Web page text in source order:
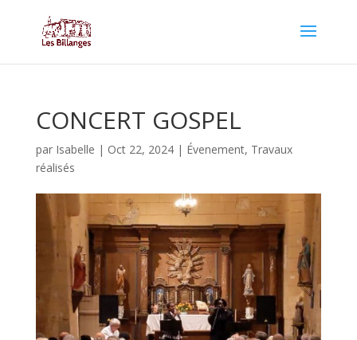
CONCERT GOSPEL
par Isabelle | Oct 22, 2024| Évenement, Travaux
réalisés